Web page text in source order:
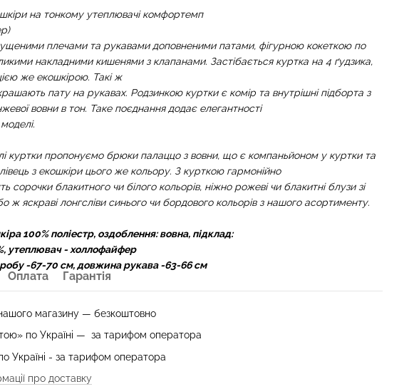
на тонкому утеплювачі комфортемп
плечами та рукавами доповненими патами, фігурною кокеткою по
накладними кишенями з клапанами. Застібається куртка на 4 ґудзика,
же екошкірою. Такі ж
пату на рукавах. Родзинкою куртки є комір та внутрішні підборта з
вовни в тон. Таке поєднання додає елегантності
куртки пропонуємо брюки палаццо з вовни, що є компаньйоном у куртки та
з екошкіри цього же кольору. З курткою гармонійно
сорочки блакитного чи білого кольорів, ніжно рожеві чи блакитні блузи зі
ж яскраві лонгсліви синього чи бордового кольорів з нашого асортименту.
100% поліестр, оздоблення: вовна, підклад:
утеплювач - холлофайфер
-67-70 см, довжина рукава -63-66 см
Оплата Гарантія
магазину — безкоштовно
по Україні — за тарифом оператора
Україні - за тарифом оператора
про доставку